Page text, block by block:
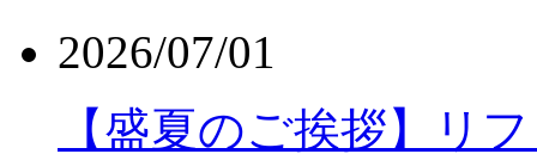
2026/07/01
【盛夏のご挨拶】リ